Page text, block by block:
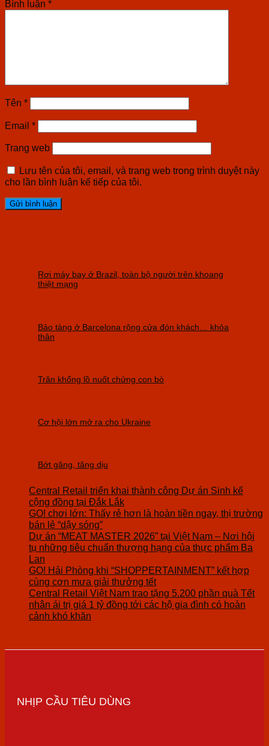
Bình luận *
Tên *
Email *
Trang web
Lưu tên của tôi, email, và trang web trong trình duyệt này
cho lần bình luận kế tiếp của tôi.
Rơi máy bay ở Brazil, toàn bộ người trên khoang
thiệt mạng
Bảo tàng ở Barcelona rộng cửa đón khách… khỏa
thân
Trăn khổng lồ nuốt chửng con bò
Cơ hội lớn mở ra cho Ukraine
Bớt găng, tăng dịu
Central Retail triển khai thành công Dự án Sinh kế
cộng đồng tại Đắk Lắk
GO! chơi lớn: Thấy rẻ hơn là hoàn tiền ngay, thị trường
bán lẻ “dậy sóng”
Dự án “MEAT MASTER 2026” tại Việt Nam – Nơi hội
tụ những tiêu chuẩn thượng hạng của thực phẩm Ba
Lan
GO! Hải Phòng khi “SHOPPERTAINMENT” kết hợp
cùng cơn mưa giải thưởng tết
Central Retail Việt Nam trao tặng 5.200 phần quà Tết
nhân ái trị giá 1 tỷ đồng tới các hộ gia đình có hoàn
cảnh khó khăn
NHỊP CẦU TIÊU DÙNG